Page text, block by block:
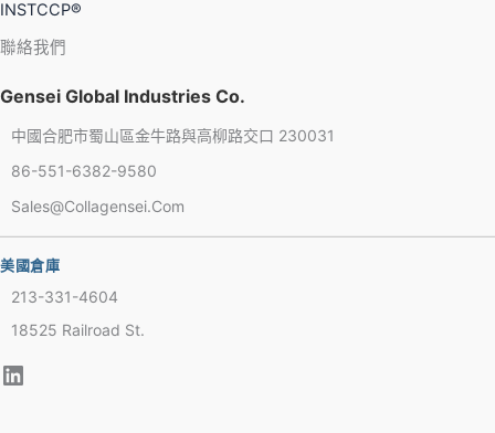
INSTCCP®
聯絡我們
Gensei Global Industries Co.
中國合肥市蜀山區金牛路與高柳路交口 230031
86-551-6382-9580
Sales@collagensei.com
美國倉庫
213-331-4604
18525 Railroad St.